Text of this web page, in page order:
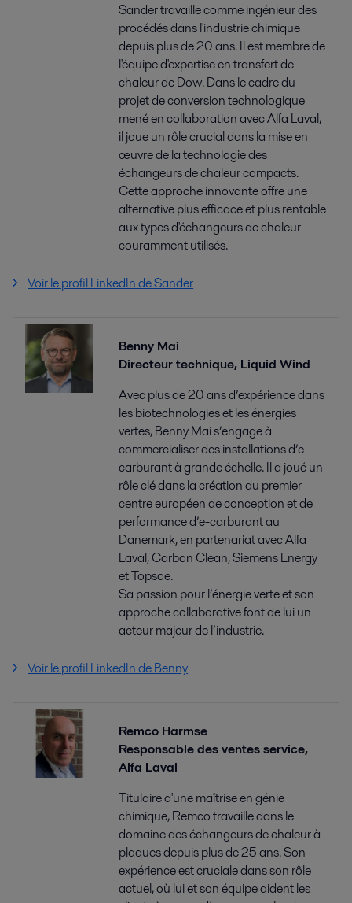
Sander travaille comme ingénieur des
procédés dans l'industrie chimique
depuis plus de 20 ans. Il est membre de
l'équipe d'expertise en transfert de
chaleur de Dow. Dans le cadre du
projet de conversion technologique
mené en collaboration avec Alfa Laval,
il joue un rôle crucial dans la mise en
œuvre de la technologie des
échangeurs de chaleur compacts.
Cette approche innovante offre une
alternative plus efficace et plus rentable
aux types d'échangeurs de chaleur
couramment utilisés.
Voir le profil LinkedIn de Sander
Benny Mai
Directeur technique, Liquid Wind
Avec plus de 20 ans d’expérience dans
les biotechnologies et les énergies
vertes, Benny Mai s’engage à
commercialiser des installations d’e-
carburant à grande échelle. Il a joué un
rôle clé dans la création du premier
centre européen de conception et de
performance d’e-carburant au
Danemark, en partenariat avec Alfa
Laval, Carbon Clean, Siemens Energy
et Topsoe.
Sa passion pour l’énergie verte et son
approche collaborative font de lui un
acteur majeur de l’industrie.
Voir le profil LinkedIn de Benny
Remco Harmse
Responsable des ventes service,
Alfa Laval
Titulaire d'une maîtrise en génie
chimique, Remco travaille dans le
domaine des échangeurs de chaleur à
plaques depuis plus de 25 ans. Son
expérience est cruciale dans son rôle
actuel, où lui et son équipe aident les